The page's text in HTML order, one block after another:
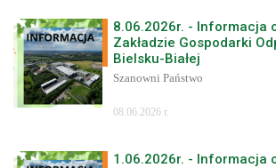
8.06.2026r. - Informacja
Zakładzie Gospodarki
Bielsku-Białej
Szanowni Państwo
08.06.2026 r.
1.06.2026r. - Informacja